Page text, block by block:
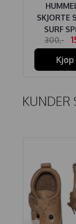
SKJORTE
SURF
300,-
Kjøp
KUNDER